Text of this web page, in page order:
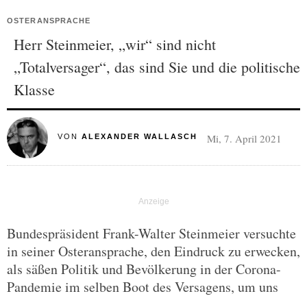
OSTERANSPRACHE
Herr Steinmeier, „wir“ sind nicht
„Totalversager“, das sind Sie und die politische
Klasse
VON ALEXANDER WALLASCH Mi, 7. April 2021
Bundespräsident Frank-Walter Steinmeier versuchte
in seiner Osteransprache, den Eindruck zu erwecken,
als säßen Politik und Bevölkerung in der Corona-
Pandemie im selben Boot des Versagens, um uns